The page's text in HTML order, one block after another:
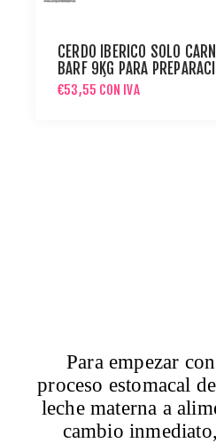
CERDO IBÉRICO SOLO
BARF 9KG PARA
DE MENÚ BARF
€53,55 CON IVA
Para empezar
proceso estomacal
leche materna a
cambio